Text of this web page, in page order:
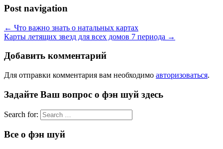
Post navigation
← Что важно знать о натальных картах
Карты летящих звезд для всех домов 7 периода →
Добавить комментарий
Для отправки комментария вам необходимо авторизоваться.
Задайте Ваш вопрос о фэн шуй здесь
Search for:
Все о фэн шуй